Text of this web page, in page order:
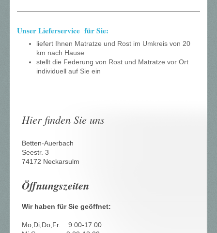
Unser Lieferservice für Sie:
liefert Ihnen Matratze und Rost im Umkreis von 20
km nach Hause
stellt die Federung von Rost und Matratze vor Ort
individuell auf Sie ein
Hier finden Sie uns
Betten-Auerbach
Seestr. 3
74172 Neckarsulm
Öffnungszeiten
Wir haben für Sie geöffnet:
Mo,Di,Do,Fr. 9:00-17.00